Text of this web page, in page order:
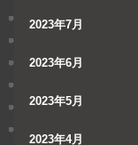
2023年7月
2023年6月
2023年5月
2023年4月